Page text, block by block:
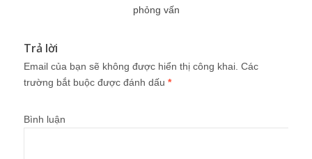
phỏng vấn
Trả lời
Email của bạn sẽ không được hiển thị công khai. Các
trường bắt buộc được đánh dấu *
Bình luận